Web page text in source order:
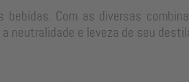
bebidas. Com as diversas
neutralidade e leveza de seu